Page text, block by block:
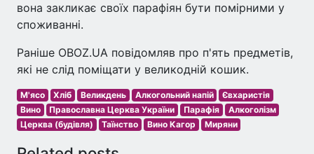
вона закликає своїх парафіян бути помірними у
споживанні.
Раніше OBOZ.UA повідомляв про п'ять предметів,
які не слід поміщати у великодній кошик.
М'ясо Хліб Великдень Алкогольний напій
Євхаристія
Вино
Православна Церква України Парафія
Алкоголізм
Церква (будівля)
Таїнство Вино Кагор Миряни